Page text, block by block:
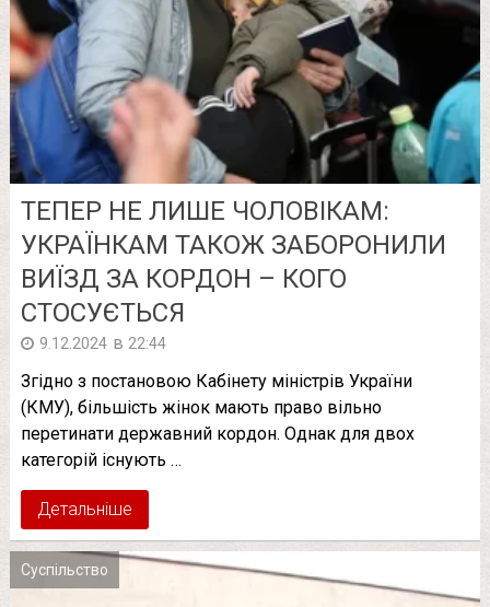
ТЕПЕР НЕ ЛИШЕ ЧОЛОВІКАМ:
УКРАЇНКАМ ТАКОЖ ЗАБОРОНИЛИ
ВИЇЗД ЗА КОРДОН – КОГО
СТОСУЄТЬСЯ
9.12.2024 в 22:44
Згідно з постановою Кабінету міністрів України
(КМУ), більшість жінок мають право вільно
перетинати державний кордон. Однак для двох
категорій існують …
Детальніше
Суспільство